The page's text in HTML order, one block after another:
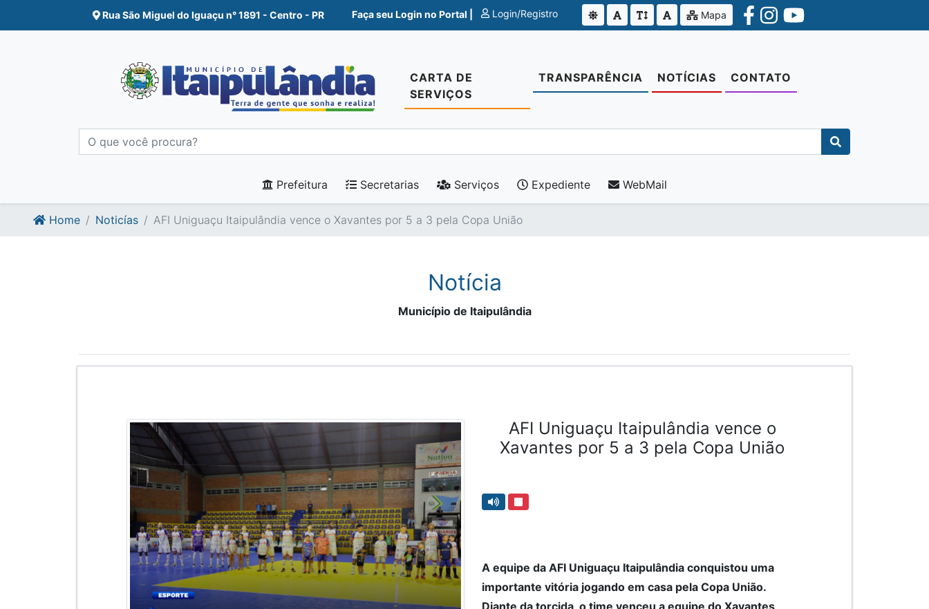
Ir para o conte�do
Ir para o fim do conte�do
Rua São Miguel do Iguaçu n° 1891 - Centro - PR Faça seu Login no Portal | Login/Registro Mapa
CARTA DE
SERVIÇOS
TRANSPARÊNCIA NOTÍCIAS CONTATO
Prefeitura Secretarias Serviços Expediente WebMail
Home Noticías AFI Uniguaçu Itaipulândia vence o Xavantes por 5 a 3 pela Copa União
Notícia
Município de Itaipulândia
AFI Uniguaçu Itaipulândia vence o
Xavantes por 5 a 3 pela Copa União
A equipe da AFI Uniguaçu Itaipulândia conquistou uma
importante vitória jogando em casa pela Copa União.
Diante da torcida, o time venceu a equipe do Xavantes,